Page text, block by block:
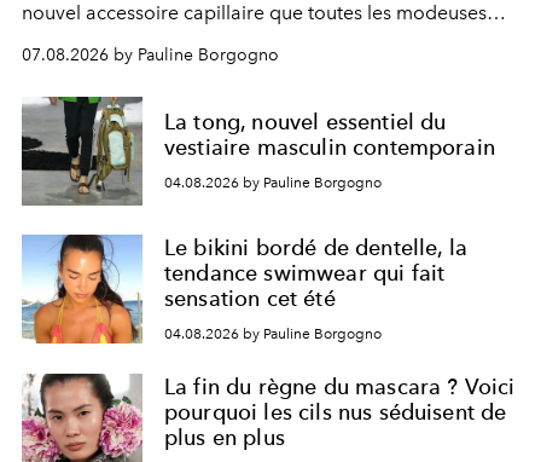
nouvel accessoire capillaire que toutes les modeuses
s'arrachent déjà.
07.08.2026 by Pauline Borgogno
La tong, nouvel essentiel du
vestiaire masculin contemporain
04.08.2026 by Pauline Borgogno
Le bikini bordé de dentelle, la
tendance swimwear qui fait
sensation cet été
04.08.2026 by Pauline Borgogno
La fin du règne du mascara ? Voici
pourquoi les cils nus séduisent de
plus en plus